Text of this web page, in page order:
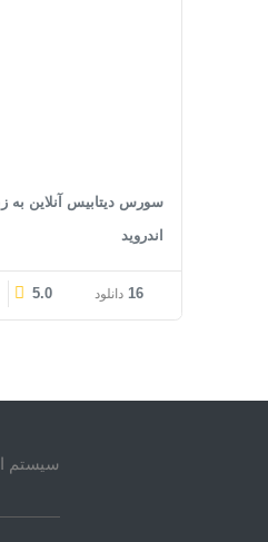
سورس دیتابیس آنلاین به
اندروید
16 دانلود 5.0
سیستم